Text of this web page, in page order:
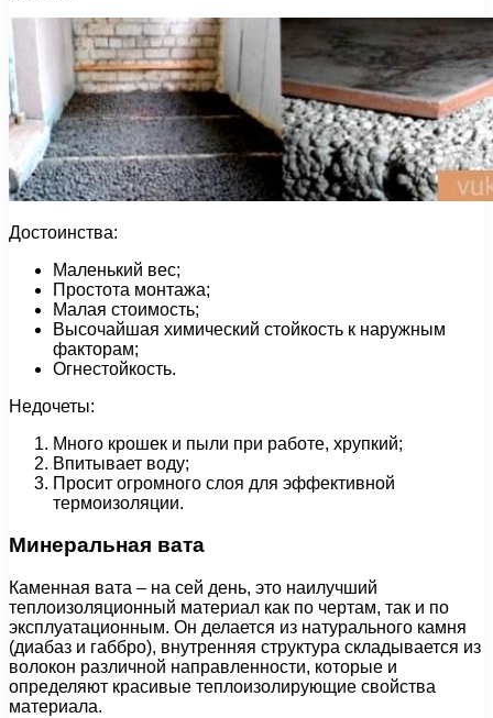
Достоинства:
Маленький вес;
Простота монтажа;
Малая стоимость;
Высочайшая химический стойкость к наружным
факторам;
Огнестойкость.
Недочеты:
Много крошек и пыли при работе, хрупкий;
Впитывает воду;
Просит огромного слоя для эффективной
термоизоляции.
Минеральная вата
Каменная вата – на сей день, это наилучший
теплоизоляционный материал как по чертам, так и по
эксплуатационным. Он делается из натурального камня
(диабаз и габбро), внутренняя структура складывается из
волокон различной направленности, которые и
определяют красивые теплоизолирующие свойства
материала.